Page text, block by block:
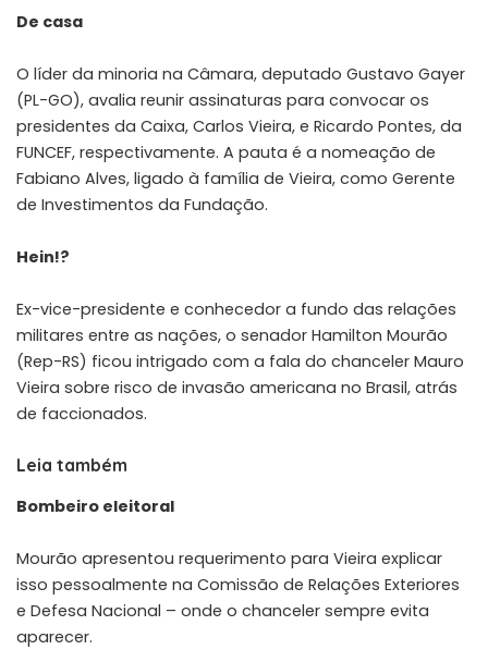
De casa
O líder da minoria na Câmara, deputado Gustavo Gayer
(PL-GO), avalia reunir assinaturas para convocar os
presidentes da Caixa, Carlos Vieira, e Ricardo Pontes, da
FUNCEF, respectivamente. A pauta é a nomeação de
Fabiano Alves, ligado à família de Vieira, como Gerente
de Investimentos da Fundação.
Hein!?
Ex-vice-presidente e conhecedor a fundo das relações
militares entre as nações, o senador Hamilton Mourão
(Rep-RS) ficou intrigado com a fala do chanceler Mauro
Vieira sobre risco de invasão americana no Brasil, atrás
de faccionados.
Leia também
Bombeiro eleitoral
Mourão apresentou requerimento para Vieira explicar
isso pessoalmente na Comissão de Relações Exteriores
e Defesa Nacional – onde o chanceler sempre evita
aparecer.